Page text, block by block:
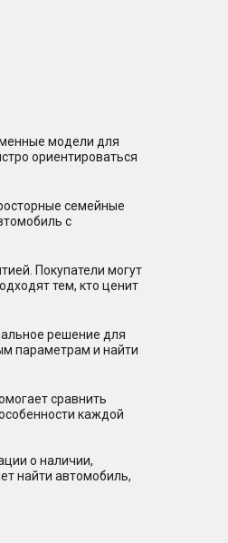
модели для
ориентироваться
семейные
с
Покупатели могут
тем, кто ценит
решение для
параметрам и найти
сравнить
каждой
о наличии,
найти автомобиль,